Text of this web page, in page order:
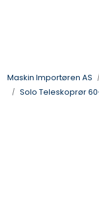
Maskin Importøren AS
Solo Teleskoprør
Sprøyter